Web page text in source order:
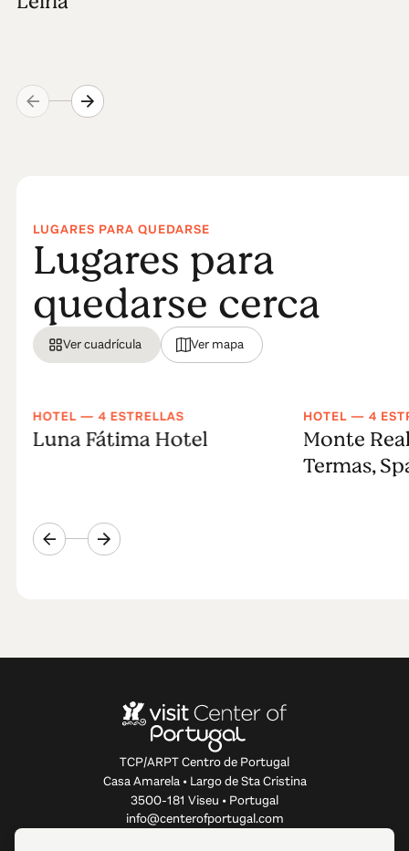
LUGARES PARA QUEDARSE
Lugares para
quedarse cerca
Ver cuadrícula Ver mapa
HOTEL — 4 ESTRELLAS
Luna Fátima Hotel
HOTEL — 4
Monte
Termas,
TCP/ARPT Centro de Portugal
Casa Amarela • Largo de Sta Cristina
3500-181 Viseu • Portugal
info@centerofportugal.com